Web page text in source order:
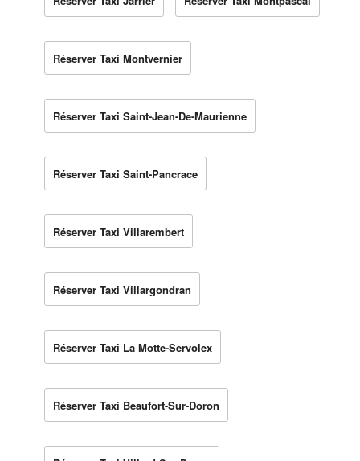
Réserver Taxi Montvernier
Réserver Taxi Saint-Jean-De-Maurienne
Réserver Taxi Saint-Pancrace
Réserver Taxi Villarembert
Réserver Taxi Villargondran
Réserver Taxi La Motte-Servolex
Réserver Taxi Beaufort-Sur-Doron